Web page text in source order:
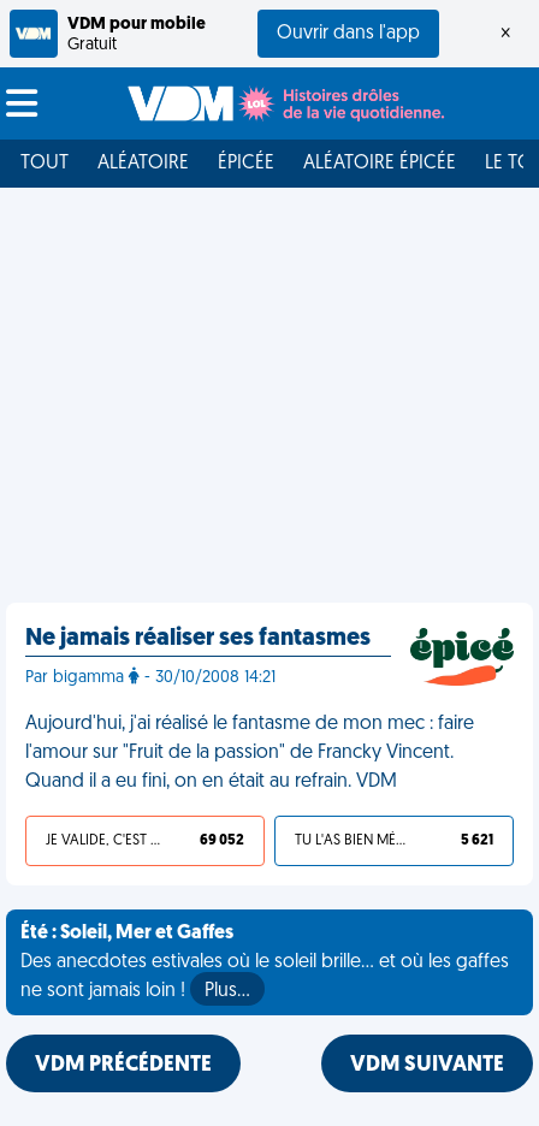
VDM pour mobile
Gratuit
Ouvrir dans l'app ×
TOUT ALÉATOIRE ÉPICÉE ALÉATOIRE ÉPICÉE LE
Ne jamais réaliser ses fantasmes
Par bigamma - 30/10/2008 14:21
Aujourd'hui, j'ai réalisé le fantasme de mon mec : faire
l'amour sur "Fruit de la passion" de Francky Vincent.
Quand il a eu fini, on en était au refrain. VDM
JE VALIDE, C'EST UNE VDM 69 052 TU L'AS BIEN MÉRITÉ 5 621
Été : Soleil, Mer et Gaffes
Des anecdotes estivales où le soleil brille... et où les gaffes
ne sont jamais loin !
Plus…
VDM PRÉCÉDENTE VDM SUIVANTE